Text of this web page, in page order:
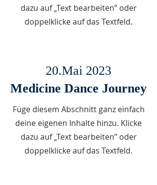
dazu auf „Text bearbeiten” oder
doppelklicke auf das Textfeld.
20.Mai 2023
Medicine Dance Journey
Füge diesem Abschnitt ganz einfach
deine eigenen Inhalte hinzu. Klicke
dazu auf „Text bearbeiten” oder
doppelklicke auf das Textfeld.